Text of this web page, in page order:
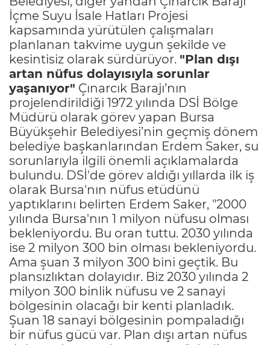
İçme Suyu İsale Hatları Projesi
kapsamında yürütülen çalışmaları
planlanan takvime uygun şekilde ve
kesintisiz olarak sürdürüyor. "Plan dışı
artan nüfus dolayısıyla sorunlar
yaşanıyor" Çınarcık Barajı’nın
projelendirildiği 1972 yılında DSİ Bölge
Müdürü olarak görev yapan Bursa
Büyükşehir Belediyesi’nin geçmiş dönem
belediye başkanlarından Erdem Saker, su
sorunlarıyla ilgili önemli açıklamalarda
bulundu. DSİ'de görev aldığı yıllarda ilk iş
olarak Bursa'nın nüfus etüdünü
yaptıklarını belirten Erdem Saker, "2000
yılında Bursa'nın 1 milyon nüfusu olması
bekleniyordu. Bu oran tuttu. 2030 yılında
ise 2 milyon 300 bin olması bekleniyordu.
Ama şuan 3 milyon 300 bini geçtik. Bu
plansızlıktan dolayıdır. Biz 2030 yılında 2
milyon 300 binlik nüfusu ve 2 sanayi
bölgesinin olacağı bir kenti planladık.
Şuan 18 sanayi bölgesinin pompaladığı
bir nüfus gücü var. Plan dışı artan nüfus